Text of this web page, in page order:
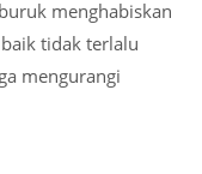
menghabiskan
tidak terlalu
mengurangi